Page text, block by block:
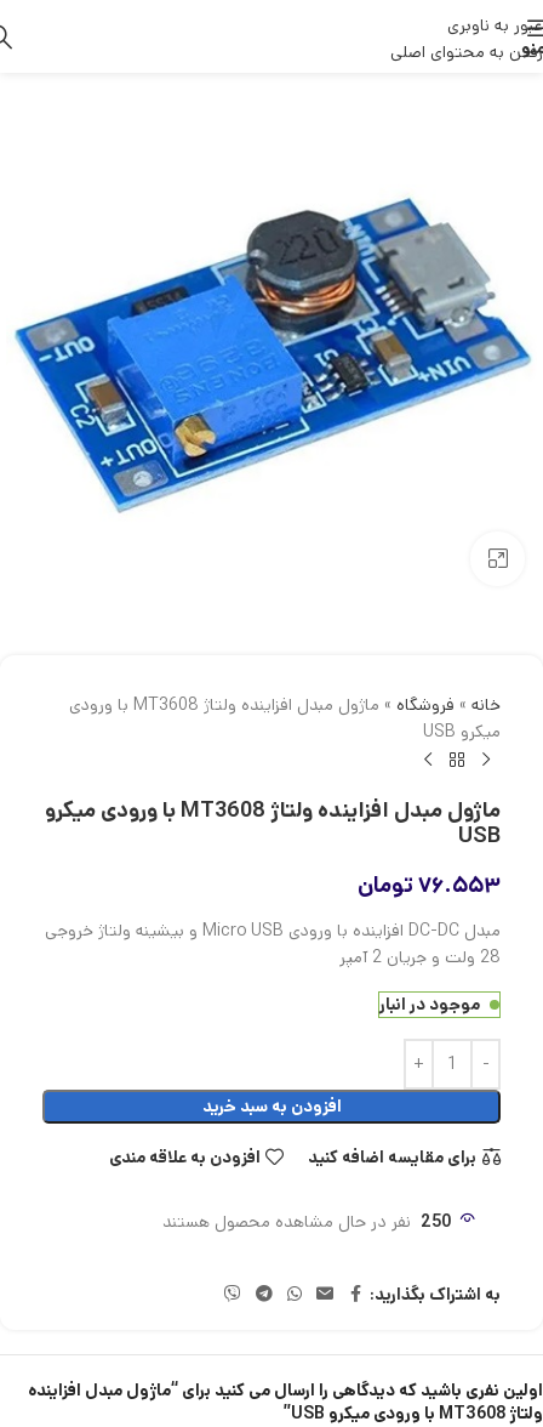
عبور به ناوبری
رفتن به محتوای اصلی
خانه » فروشگاه »
ماژول مبدل افزاینده ولتاژ MT3608 با ورودی
میکرو USB
ماژول مبدل افزاینده ولتاژ MT3608 با ورودی میکرو
USB
۷۶.۵۵۳تومان
مبدل DC-DC افزاینده با ورودی Micro USB و بیشینه ولتاژ خروجی
28 ولت و جریان 2 آمپر
موجود در انبار
افزودن به سبد خرید
برای مقایسه اضافه کنید افزودن به علاقه مندی
250 نفر در حال مشاهده محصول هستند
به اشتراک بگذارید:
اولین نفری باشید که دیدگاهی را ارسال می کنید برای “ماژول مبدل افزاینده
ولتاژ MT3608 با ورودی میکرو USB”